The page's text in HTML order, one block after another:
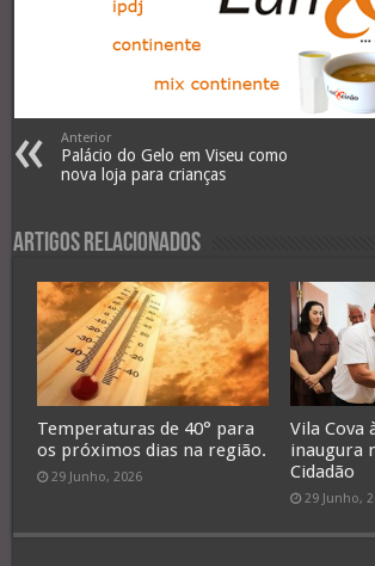
Anterior
Palácio do Gelo em Viseu como
nova loja para crianças
Artigos Relacionados
Temperaturas de 40° para
os próximos dias na região.
29 Junho, 2026
Vila Cova
inaugura
Cidadão
29 Junho,